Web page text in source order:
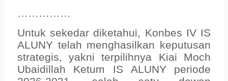
……………
Untuk sekedar diketahui, Konbes IV IS
ALUNY telah menghasilkan keputusan
strategis, yakni terpilihnya Kiai Moch
Ubaidillah Ketum IS ALUNY periode